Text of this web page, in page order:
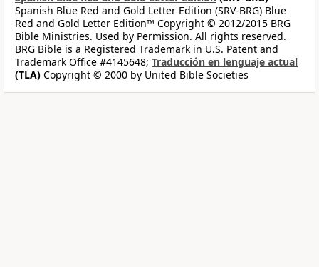
Spanish Blue Red and Gold Letter Edition (SRV-BRG) Blue
Red and Gold Letter Edition™ Copyright © 2012/2015 BRG
Bible Ministries. Used by Permission. All rights reserved.
BRG Bible is a Registered Trademark in U.S. Patent and
Trademark Office #4145648; Traducción en lenguaje actual
(TLA) Copyright © 2000 by United Bible Societies